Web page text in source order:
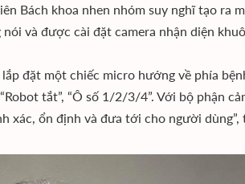
Bách khoa nhen nhóm suy nghĩ tạo
nói và được cài đặt camera nhận diện
lắp đặt một chiếc micro hướng về phía
“Robot tắt”, “Ô số 1/2/3/4”. Với bộ phận
xác, ổn định và đưa tới cho người